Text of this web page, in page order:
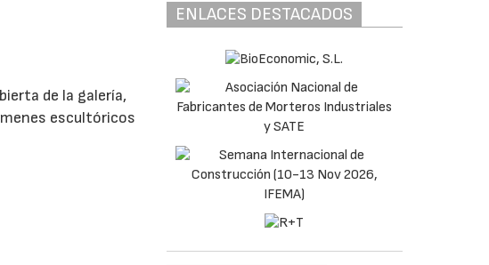
de la galería,
escultóricos
ENLACES DESTACADOS